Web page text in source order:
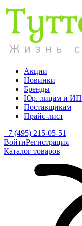
Акции
Новинки
Бренды
Юр. лицам и ИП
Поставщикам
Прайс-лист
+7 (495) 215-05-51
ВойтиРегистрация
Каталог товаров